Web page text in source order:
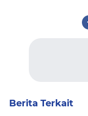
Berita Terkait